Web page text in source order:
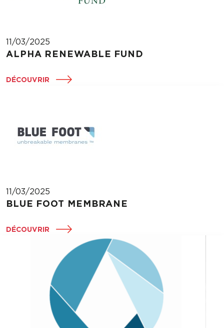
11/03/2025
ALPHA RENEWABLE FUND
DÉCOUVRIR
11/03/2025
BLUE FOOT MEMBRANE
DÉCOUVRIR